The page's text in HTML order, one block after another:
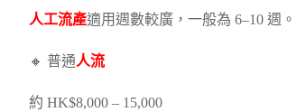
人工流產適用週數較廣，一般為 6–10 週。
🔸 普通人流
約 HK$8,000 – 15,000